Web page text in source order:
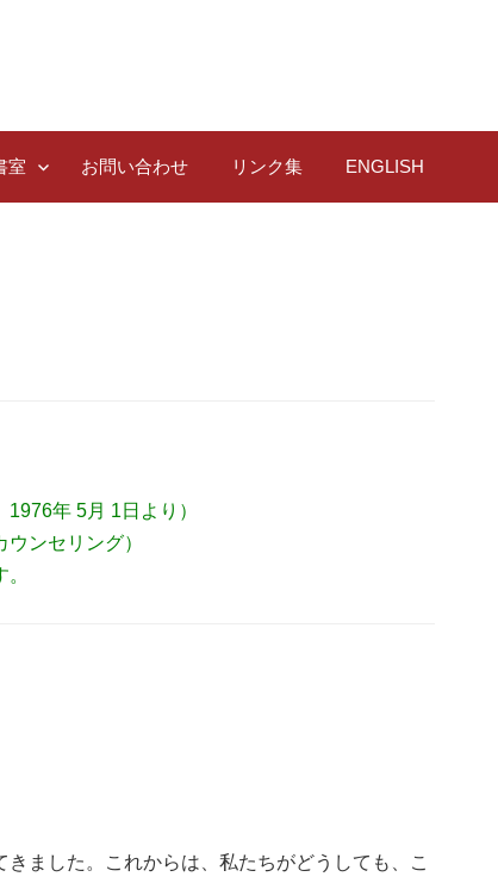
室 お問い合わせ リンク集 ENGLISH
年 5月 1日より）
ンセリング）
ました。これからは、私たちがどうしても、こ